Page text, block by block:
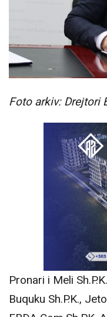
Foto arkiv: Drejtori
Pronari i Meli
Buquku Sh.P.K.,